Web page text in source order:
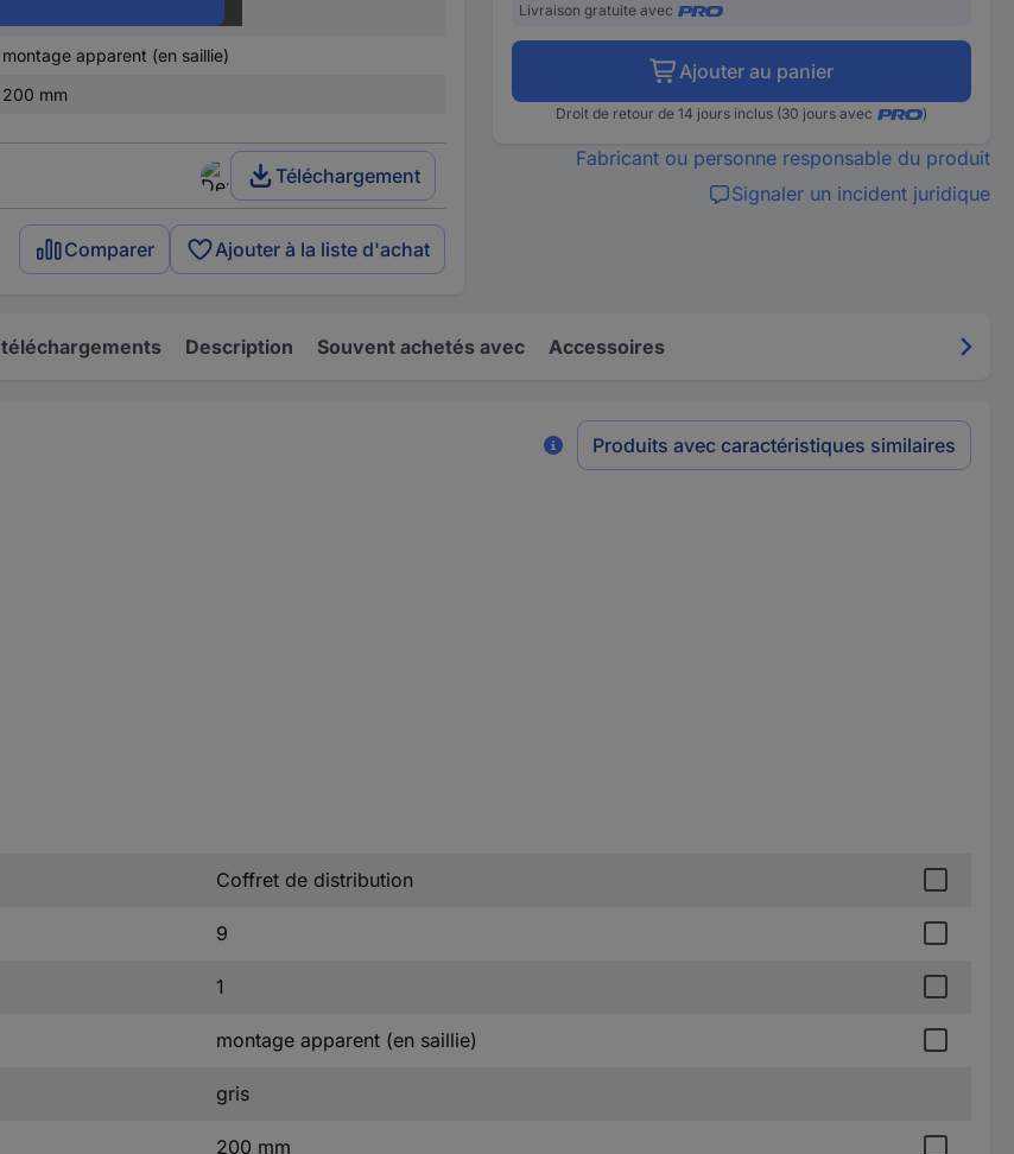
montage apparent (en saillie)
200 mm
Téléchargement
Comparer Ajouter à la liste d'achat
Livraison gratuite avec
Ajouter au panier
Droit de retour de 14 jours inclus (30 jours avec )
Fabricant ou personne responsable du produit
Signaler un incident juridique
Description Souvent achetés avec Accessoires
Produits avec caractéristiques similaires
Coffret de distribution
9
1
montage apparent (en saillie)
gris
200 mm